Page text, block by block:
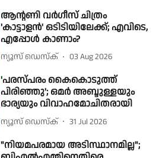
ആന്റണി വർഗീസ് ചിത്രം
'കാട്ടാളൻ' ഒടിടിയിലേക്ക്; എവിടെ,
എപ്പോൾ കാണാം?
ന്യൂസ് ഡെസ്ക് 03 Aug 2026
'പരസ്പരം കൈകൊടുത്ത്
പിരിഞ്ഞു'; ഒമർ അബ്ദുള്ളയും
ഭാര്യയും വിവാഹമോചിതരായി
ന്യൂസ് ഡെസ്ക് 31 Jul 2026
"നിയമപരമായ അടിസ്ഥാനമില്ല";